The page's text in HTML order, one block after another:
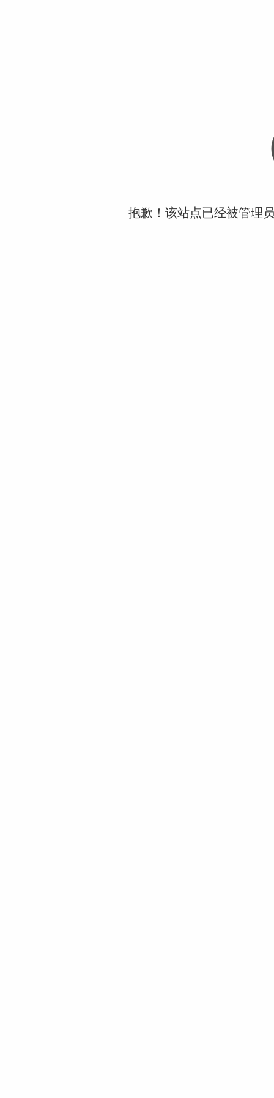
抱歉！该站点已经被管理